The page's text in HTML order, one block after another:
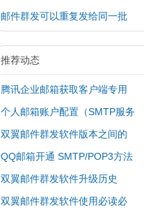
邮件群发可以重复发给同一批
推荐动态
腾讯企业邮箱获取客户端专用
个人邮箱账户配置（SMTP服务
双翼邮件群发软件版本之间的
QQ邮箱开通 SMTP/POP3方法
双翼邮件群发软件升级历史
双翼邮件群发软件使用必读必